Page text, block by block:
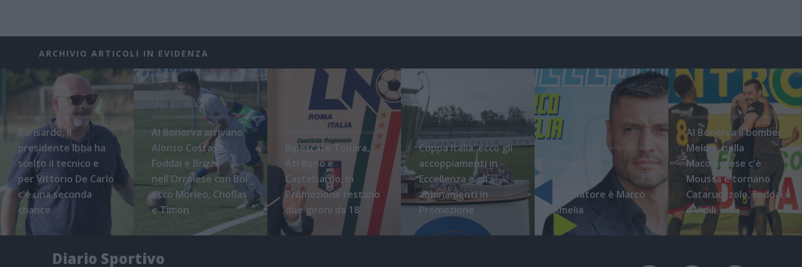
ARCHIVIO ARTICOLI IN EVIDENZA
Barisardo, il
presidente Ibba ha
scelto il tecnico e
per Vittorio De Carlo
c'è una seconda
chance
Al Bonorva arrivano
Alonso Costas,
Foddai e Brizzi,
nell'Orrolese con Boi
ecco Morleo, Choflas
e Timon
Ripescate Tonara,
Atl Bono e
Castelsardo, in
Promozione restano
due gironi da 18
Coppa Italia: ecco gli
accoppiamenti in
Eccellenza e gli
abbinamenti in
Promozione
l'ufficialità:
l'allenatore è Marco
Amelia
Al Bonorva il bomber
Meloni, nella
Macomerese c'è
Moussa e tornano
Cataruozzolo, Foddai
e Vidili
Diario Sportivo